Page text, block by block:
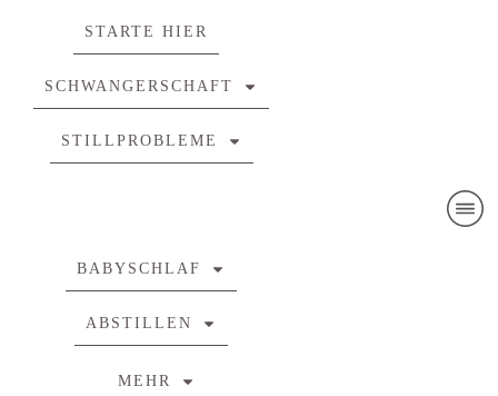
STARTE HIER
SCHWANGERSCHAFT
STILLPROBLEME
BABYSCHLAF
ABSTILLEN
MEHR